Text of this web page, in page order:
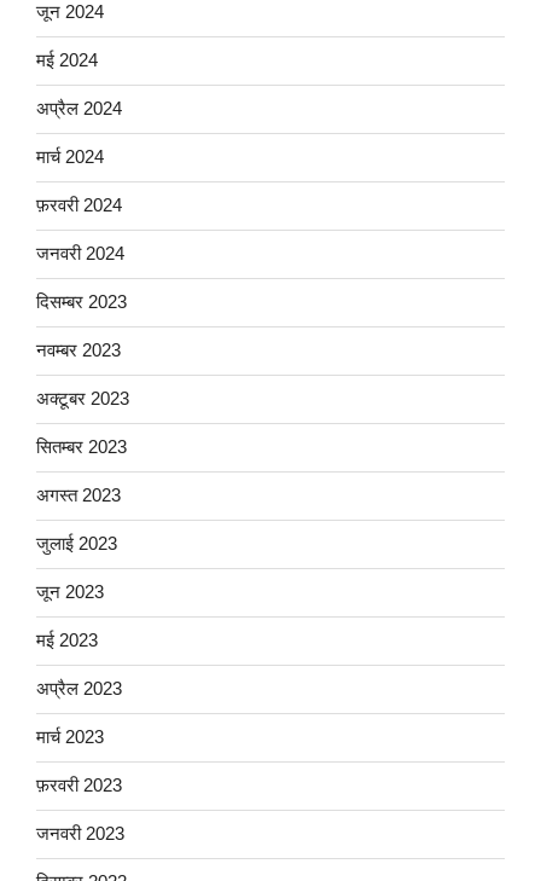
जून 2024
मई 2024
अप्रैल 2024
मार्च 2024
फ़रवरी 2024
जनवरी 2024
दिसम्बर 2023
नवम्बर 2023
अक्टूबर 2023
सितम्बर 2023
अगस्त 2023
जुलाई 2023
जून 2023
मई 2023
अप्रैल 2023
मार्च 2023
फ़रवरी 2023
जनवरी 2023